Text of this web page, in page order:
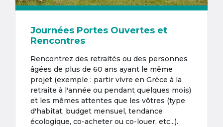
Journées Portes Ouvertes et
Rencontres
Rencontrez des retraités ou des personnes
âgées de plus de 60 ans ayant le même
projet (exemple : partir vivre en Grèce à la
retraite à l'année ou pendant quelques mois)
et les mêmes attentes que les vôtres (type
d'habitat, budget mensuel, tendance
écologique, co-acheter ou co-louer, etc...).